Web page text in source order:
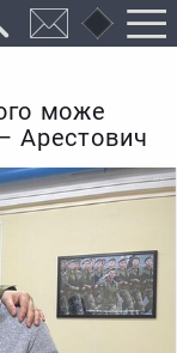
може
Арестович